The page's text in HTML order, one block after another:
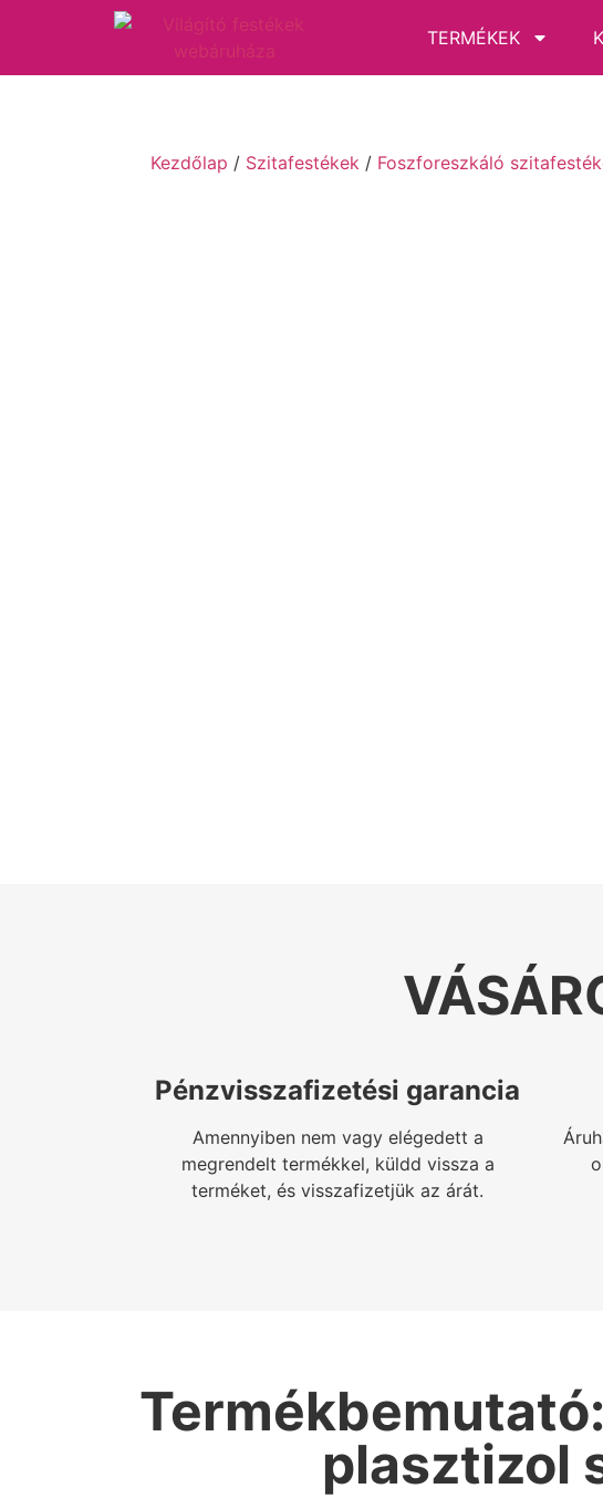
TERMÉKEK
Kezdőlap / Szitafestékek / Foszforeszkáló
Pénzvisszafizetési garancia
Amennyiben nem vagy elégedett a
megrendelt termékkel, küldd vissza a
terméket, és visszafizetjük az árát.
plasztizol